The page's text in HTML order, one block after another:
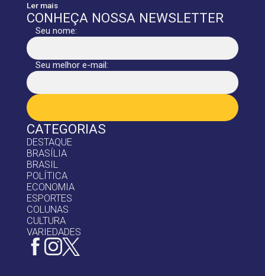
CATEGORIAS
DESTAQUE
BRASÍLIA
BRASIL
POLÍTICA
ECONOMIA
ESPORTES
COLUNAS
CULTURA
VARIEDADES
Ler mais
CONHEÇA NOSSA NEWSLETTER
Seu nome:
Seu melhor e-mail: